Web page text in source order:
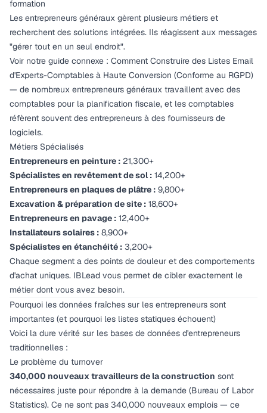
formation
Les entrepreneurs généraux gèrent plusieurs métiers et
recherchent des solutions intégrées. Ils réagissent aux messages
"gérer tout en un seul endroit".
Voir notre guide connexe : Comment Construire des Listes Email
d'Experts-Comptables à Haute Conversion (Conforme au RGPD)
— de nombreux entrepreneurs généraux travaillent avec des
comptables pour la planification fiscale, et les comptables
réfèrent souvent des entrepreneurs à des fournisseurs de
logiciels.
Métiers Spécialisés
Entrepreneurs en peinture : 21,300+
Spécialistes en revêtement de sol : 14,200+
Entrepreneurs en plaques de plâtre : 9,800+
Excavation & préparation de site : 18,600+
Entrepreneurs en pavage : 12,400+
Installateurs solaires : 8,900+
Spécialistes en étanchéité : 3,200+
Chaque segment a des points de douleur et des comportements
d'achat uniques. IBLead vous permet de cibler exactement le
métier dont vous avez besoin.
Pourquoi les données fraîches sur les entrepreneurs sont
importantes (et pourquoi les listes statiques échouent)
Voici la dure vérité sur les bases de données d'entrepreneurs
traditionnelles :
Le problème du turnover
340,000 nouveaux travailleurs de la construction sont
nécessaires juste pour répondre à la demande (Bureau of Labor
Statistics). Ce ne sont pas 340,000 nouveaux emplois — ce